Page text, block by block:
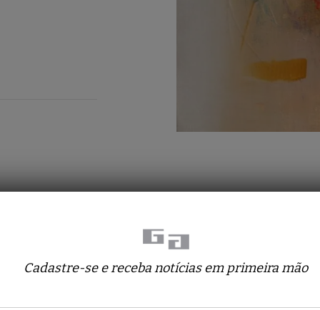
Obras relacionadas
Cadastre-se e receba notícias em primeira mão